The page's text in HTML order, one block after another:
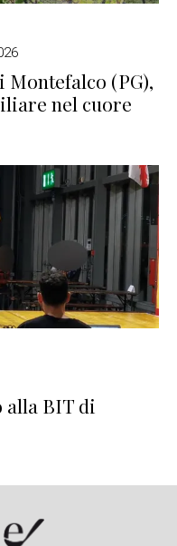
(PG),
nel cuore
alla BIT di